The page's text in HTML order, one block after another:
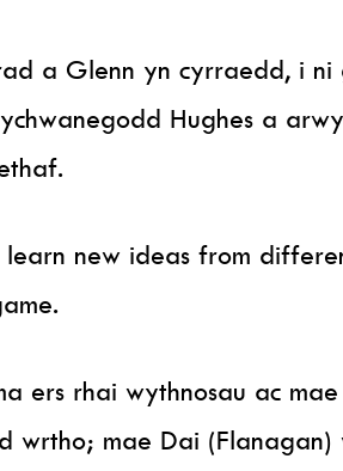
a Glenn yn cyrraedd, i
Hughes a
new ideas from
ers rhai wythnosau ac
wrtho; mae Dai